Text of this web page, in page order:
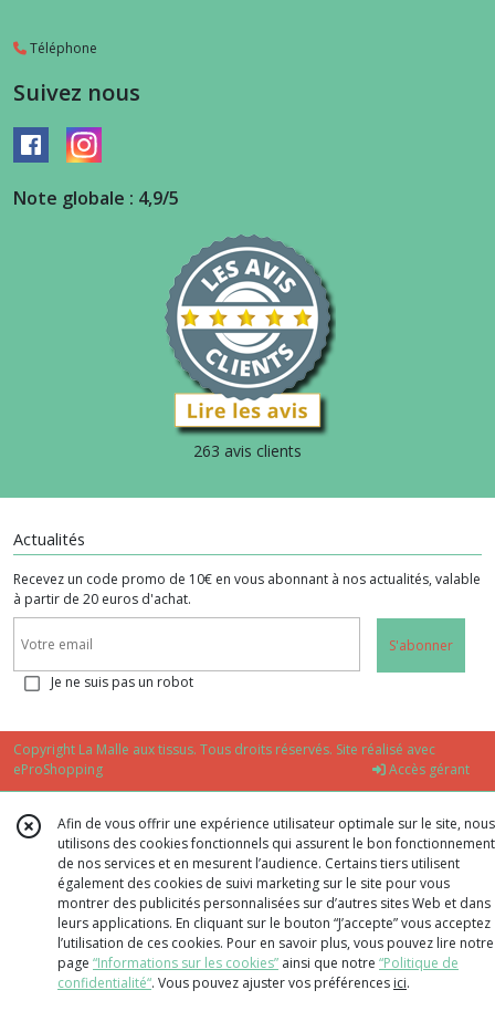
Téléphone
Suivez nous
Note globale : 4,9/5
263 avis clients
Actualités
Recevez un code promo de 10€ en vous abonnant à nos actualités, valable
à partir de 20 euros d'achat.
S'abonner
Je ne suis pas un robot
Copyright La Malle aux tissus. Tous droits réservés. Site réalisé avec
eProShopping
Accès gérant
Afin de vous offrir une expérience utilisateur optimale sur le site, nous
utilisons des cookies fonctionnels qui assurent le bon fonctionnement
de nos services et en mesurent l’audience. Certains tiers utilisent
également des cookies de suivi marketing sur le site pour vous
montrer des publicités personnalisées sur d’autres sites Web et dans
leurs applications. En cliquant sur le bouton “J’accepte” vous acceptez
l’utilisation de ces cookies. Pour en savoir plus, vous pouvez lire notre
page “Informations sur les cookies” ainsi que notre “Politique de
confidentialité“. Vous pouvez ajuster vos préférences ici.